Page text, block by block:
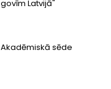
govīm Latvijā"
Akadēmiskā sēde